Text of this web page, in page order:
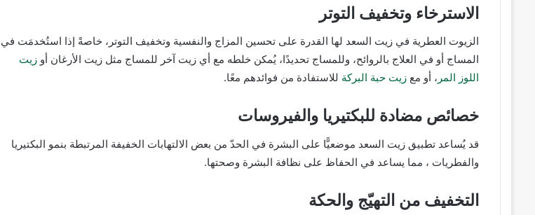
الاسترخاء وتخفيف التوتر
الزيوت العطرية في زيت السعد لها القدرة على تحسين المزاج والنفسية وتخفيف التوتر، خاصةً إذا استُخدمَت في
المساج أو في العلاج بالروائح، وللمساج تحديدًا، يُمكن خلطه مع أي زيت آخر للمساج مثل زيت الأرغان أو زيت
اللوز المر ، أو مع زيت حبة البركة للاستفادة من فوائدهم معًا.
خصائص مضادة للبكتيريا والفيروسات
قد يُساعد تطبيق زيت السعد موضعيًّا على البشرة في الحدّ من بعض الالتهابات الخفيفة المرتبطة بنمو البكتيريا
والفطريات ، مما يساعد في الحفاظ على نظافة البشرة وصحتها.
التخفيف من التهيّج والحكة